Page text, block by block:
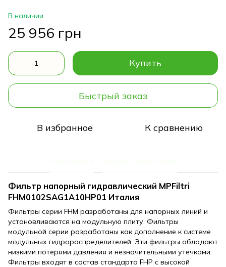
В наличии
25 956 грн
Купить
Быстрый заказ
В избранное К сравнению
Фильтр напорный гидравлический MPFiltri
FHM0102SAG1A10HP01 Италия
Фильтры серии FHM разработаны для напорных линий и
установливаются на модульную плиту. Фильтры
модульной серии разработаны как дополнение к системе
модульных гидрораспределителей. Эти фильтры обладают
низкими потерями давления и незначительными утечками.
Фильтры входят в состав стандарта FHP с высокой